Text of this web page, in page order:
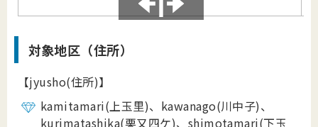
対象地区（住所）
【jyusho(住所)】
kamitamari(上玉里)、kawanago(川中子)、
kurimatashika(栗又四ケ)、shimotamari(下玉